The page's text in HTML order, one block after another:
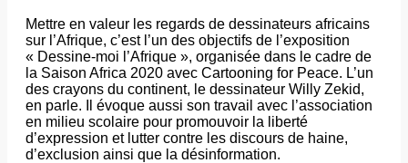
Mettre en valeur les regards de dessinateurs africains
sur l’Afrique, c’est l’un des objectifs de l’exposition
« Dessine-moi l’Afrique », organisée dans le cadre de
la Saison Africa 2020 avec Cartooning for Peace. L’un
des crayons du continent, le dessinateur Willy Zekid,
en parle. Il évoque aussi son travail avec l’association
en milieu scolaire pour promouvoir la liberté
d’expression et lutter contre les discours de haine,
d’exclusion ainsi que la désinformation.